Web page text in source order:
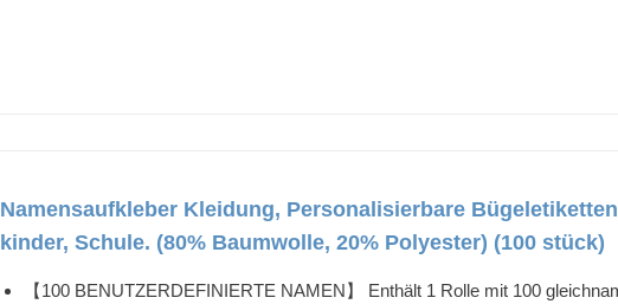
Namensaufkleber Kleidung, Personalisierbare
kinder, Schule. (80% Baumwolle, 20% Polyester) (100 stück)
【100 BENUTZERDEFINIERTE NAMEN】 Enthält 1 Rolle mit 100